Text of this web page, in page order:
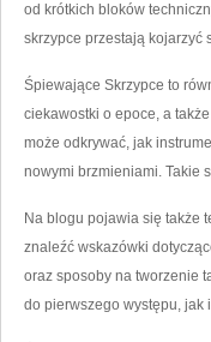
od krótkich bloków
skrzypce przestają kojarzyć
Śpiewające Skrzypce to
ciekawostki o epoce, a
może odkrywać, jak
nowymi brzmieniami. Takie
Na blogu pojawia się także
znaleźć wskazówki
oraz sposoby na tworzenie
do pierwszego występu, jak